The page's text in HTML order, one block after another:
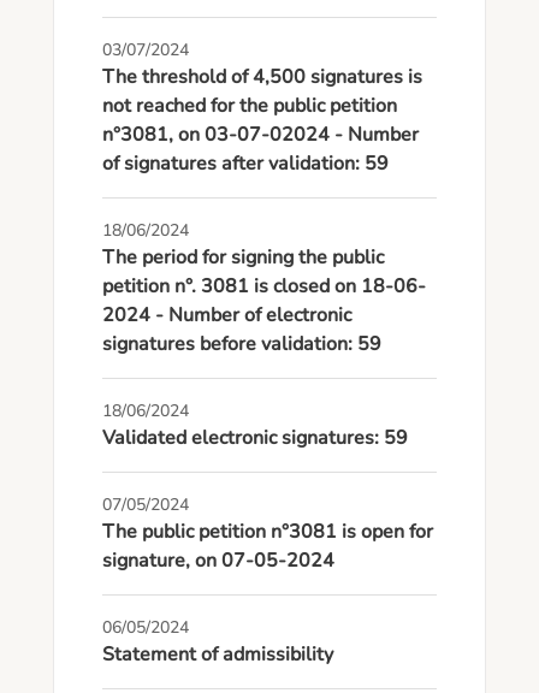
03/07/2024
The threshold of 4,500 signatures is
not reached for the public petition
n°3081, on 03-07-02024 - Number
of signatures after validation: 59
18/06/2024
The period for signing the public
petition n°. 3081 is closed on 18-06-
2024 - Number of electronic
signatures before validation: 59
18/06/2024
Validated electronic signatures: 59
07/05/2024
The public petition n°3081 is open for
signature, on 07-05-2024
06/05/2024
Statement of admissibility